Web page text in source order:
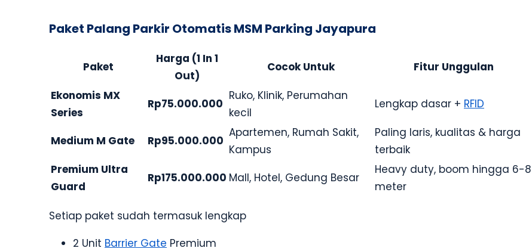
Paket Palang Parkir Otomatis MSM Parking Jayapura
Paket
Harga (1 In 1
Out)
Cocok Untuk
Fitur Unggulan
Ekonomis MX
Series
Rp75.000.000
Ruko, Klinik, Perumahan
kecil
Lengkap dasar + RFID
Medium M Gate Rp95.000.000
Apartemen, Rumah Sakit,
Kampus
Paling laris, kualitas & harga
terbaik
Premium Ultra
Guard
Rp175.000.000 Mall, Hotel, Gedung Besar
Heavy duty, boom hingga 6-8
meter
Setiap paket sudah termasuk lengkap
2 Unit Barrier Gate Premium